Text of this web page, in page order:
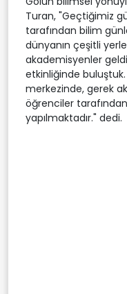
Turan, "Geçtiğimiz
tarafından bilim
dünyanın çeşitli
akademisyenler
etkinliğinde
merkezinde, gerek
öğrenciler
yapılmaktadır." dedi.